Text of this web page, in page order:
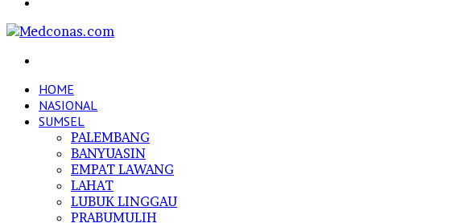
HOME
NASIONAL
SUMSEL
PALEMBANG
BANYUASIN
EMPAT LAWANG
LAHAT
LUBUK LINGGAU
PRABUMULIH